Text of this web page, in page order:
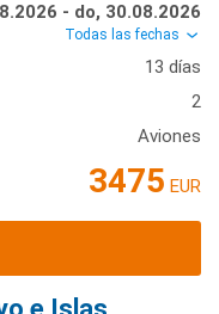
- do, 30.08.2026
Todas las fechas
13 días
2
Aviones
3475 EUR